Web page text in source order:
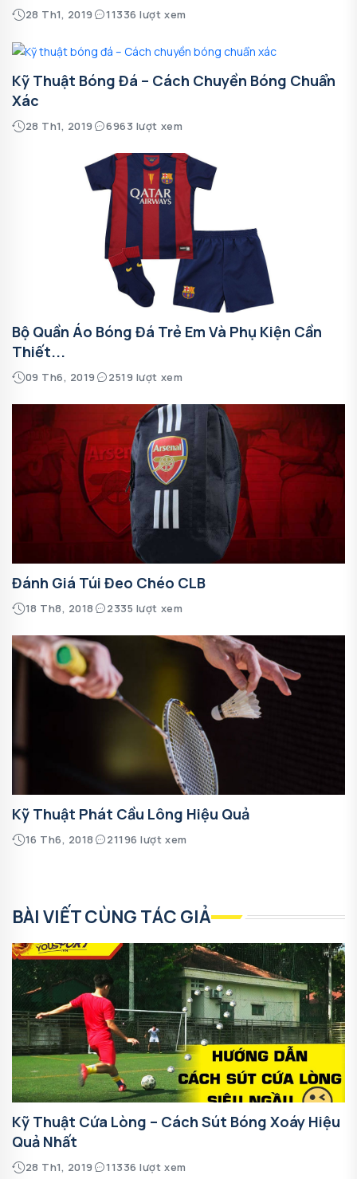
28 Th1, 2019 11336 lượt xem
Kỹ Thuật Bóng Đá – Cách Chuyền Bóng Chuẩn
Xác
28 Th1, 2019 6963 lượt xem
Bộ Quần Áo Bóng Đá Trẻ Em Và Phụ Kiện Cần
Thiết...
09 Th6, 2019 2519 lượt xem
Đánh Giá Túi Đeo Chéo CLB
18 Th8, 2018 2335 lượt xem
Kỹ Thuật Phát Cầu Lông Hiệu Quả
16 Th6, 2018 21196 lượt xem
BÀI VIẾT CÙNG TÁC GIẢ
Kỹ Thuật Cứa Lòng – Cách Sút Bóng Xoáy Hiệu
Quả Nhất
28 Th1, 2019 11336 lượt xem